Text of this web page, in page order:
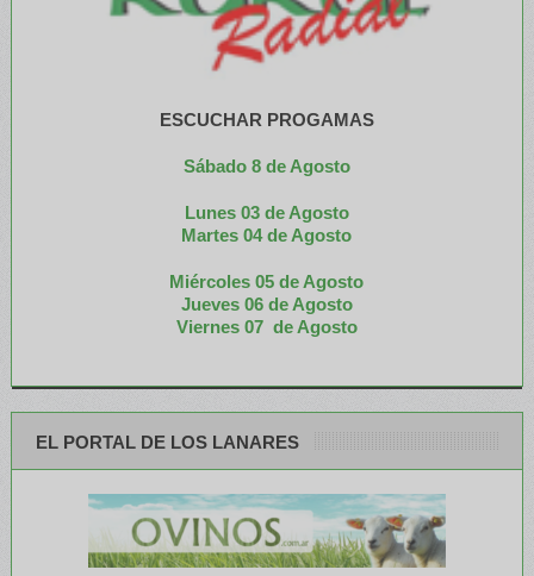
ESCUCHAR PROGAMAS
Sábado 8 de Agosto
Lunes 03 de Agosto
Martes 04 de Agosto
Miércoles 05 de Agosto
Jueves 06 de Agosto
Viernes 07 de Agosto
EL PORTAL DE LOS LANARES